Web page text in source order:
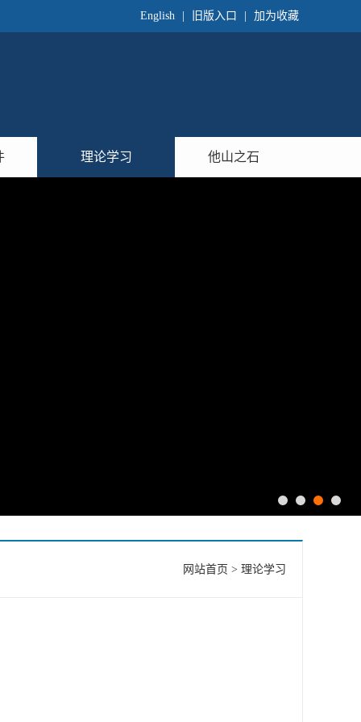
English 旧版入口 加为收藏
理论学习 他山之石
网站首页 > 理论学习